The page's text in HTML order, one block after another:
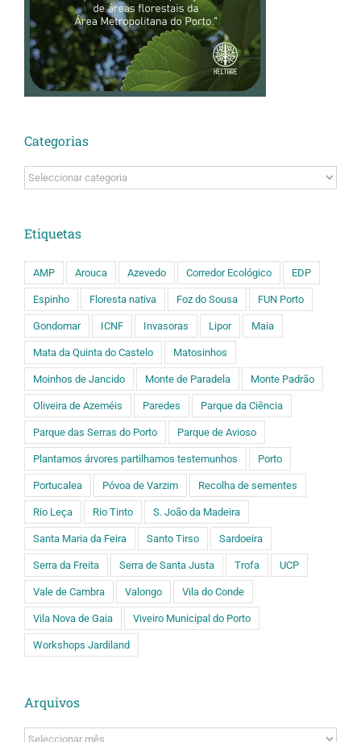
Categorias
Categorias
Etiquetas
AMP Arouca Azevedo Corredor Ecológico EDP
Espinho Floresta nativa Foz do Sousa FUN Porto
Gondomar ICNF Invasoras Lipor Maia
Mata da Quinta do Castelo Matosinhos
Moinhos de Jancido Monte de Paradela Monte Padrão
Oliveira de Azeméis Paredes Parque da Ciência
Parque das Serras do Porto Parque de Avioso
Plantamos árvores partilhamos testemunhos Porto
Portucalea Póvoa de Varzim Recolha de sementes
Rio Leça Rio Tinto S. João da Madeira
Santa Maria da Feira Santo Tirso Sardoeira
Serra da Freita Serra de Santa Justa Trofa UCP
Vale de Cambra Valongo Vila do Conde
Vila Nova de Gaia Viveiro Municipal do Porto
Workshops Jardiland
Arquivos
Arquivos